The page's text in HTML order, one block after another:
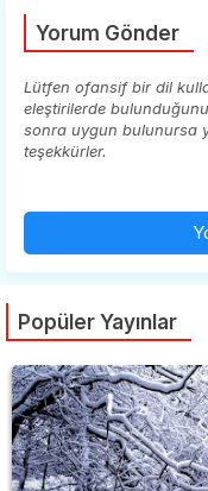
Yorum Gönder
Lütfen ofansif bir dil
eleştirilerde
sonra uygun bulunursa
teşekkürler.
Popüler Yayınlar